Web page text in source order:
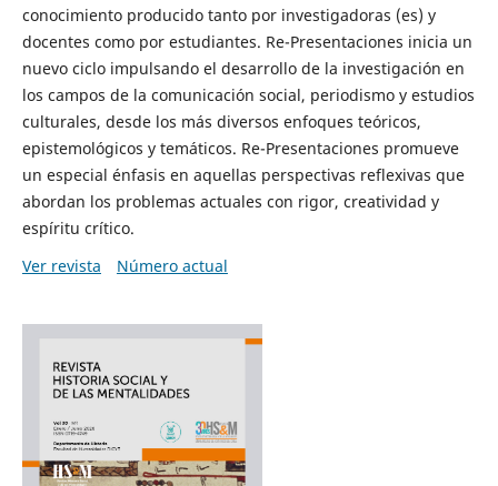
conocimiento producido tanto por investigadoras (es) y
docentes como por estudiantes. Re-Presentaciones inicia un
nuevo ciclo impulsando el desarrollo de la investigación en
los campos de la comunicación social, periodismo y estudios
culturales, desde los más diversos enfoques teóricos,
epistemológicos y temáticos. Re-Presentaciones promueve
un especial énfasis en aquellas perspectivas reflexivas que
abordan los problemas actuales con rigor, creatividad y
espíritu crítico.
Ver revista
Número actual